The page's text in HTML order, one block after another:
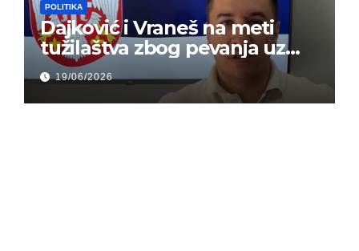
POLITIKA
Dajković i Vraneš na meti
tužilaštva zbog pevanja uz
gusle
19/06/2026